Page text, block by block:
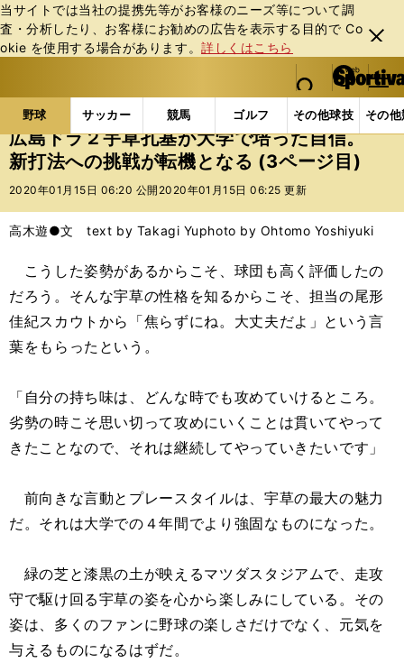
当サイトでは当社の提携先等がお客様のニーズ等について調
査・分析したり、お客様にお勧めの広告を表⽰する⽬的で Co
okie を使⽤する場合があります。詳しくはこちら
閉じ
る
web Sportiva (webスポルティーバ)
検索
マイペ
ー
ジ
メニュ
野球 サッカー 競馬 ゴルフ その他球技 その
b
ス
ポ
ル
バ
野球の記事一覧 プロ野球 広島ドラ２宇草孔基が大
広島ドラ２宇草孔基が大学で培った自信。
新打法への挑戦が転機となる (3ページ目)
2020年01月15日 06:20 公開 2020年01月15日 06:25 更新
高木遊●文 text by Takagi Yuphoto by Ohtomo Yoshiyuki
こうした姿勢があるからこそ、球団も高く評価したの
だろう。そんな宇草の性格を知るからこそ、担当の尾形
佳紀スカウトから「焦らずにね。大丈夫だよ」という言
葉をもらったという。
「自分の持ち味は、どんな時でも攻めていけるところ。
劣勢の時こそ思い切って攻めにいくことは貫いてやって
きたことなので、それは継続してやっていきたいです」
前向きな言動とプレースタイルは、宇草の最大の魅力
だ。それは大学での４年間でより強固なものになった。
緑の芝と漆黒の土が映えるマツダスタジアムで、走攻
守で駆け回る宇草の姿を心から楽しみにしている。その
姿は、多くのファンに野球の楽しさだけでなく、元気を
与えるものになるはずだ。